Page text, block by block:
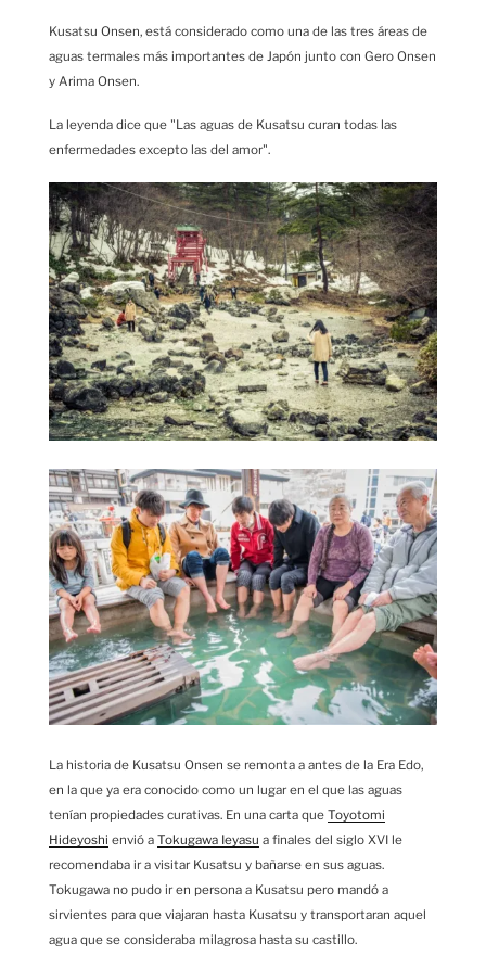
Kusatsu Onsen, está considerado como una de las tres áreas de
aguas termales más importantes de Japón junto con Gero Onsen
y Arima Onsen.
La leyenda dice que "Las aguas de Kusatsu curan todas las
enfermedades excepto las del amor".
La historia de Kusatsu Onsen se remonta a antes de la Era Edo,
en la que ya era conocido como un lugar en el que las aguas
tenían propiedades curativas. En una carta que Toyotomi
Hideyoshi envió a Tokugawa Ieyasu a finales del siglo XVI le
recomendaba ir a visitar Kusatsu y bañarse en sus aguas.
Tokugawa no pudo ir en persona a Kusatsu pero mandó a
sirvientes para que viajaran hasta Kusatsu y transportaran aquel
agua que se consideraba milagrosa hasta su castillo.